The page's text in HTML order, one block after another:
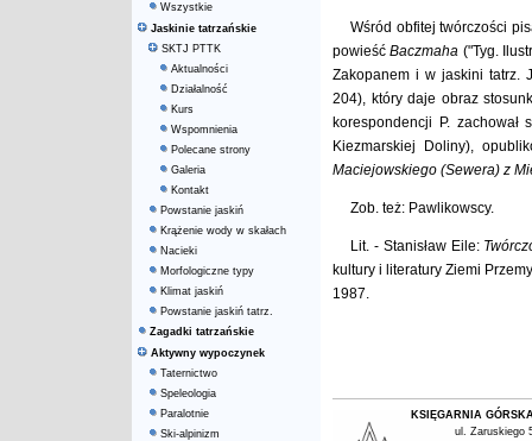
Wszystkie
Jaskinie tatrzańskie
SKTJ PTTK
Aktualności
Działalność
Kurs
Wspomnienia
Polecane strony
Galeria
Kontakt
Powstanie jaskiń
Krążenie wody w skałach
Nacieki
Morfologiczne typy
Klimat jaskiń
Powstanie jaskiń tatrz.
Zagadki tatrzańskie
Aktywny wypoczynek
Taternictwo
Speleologia
Paralotnie
Ski-alpinizm
Wśród obfitej twórczości
powieśćBaczmaha ("Tyg.
Zakopanem i w jaskini tatrz.
204), który daje obraz
korespondencji P.
Kiezmarskiej Doliny),
Maciejowskiego (Sewera) z
Zob. też: Pawlikowscy.
Lit. - Stanisław Eile:
kultury i literatury Ziemi
1987.
KSIĘGARNIA
ul. Zaruskiego